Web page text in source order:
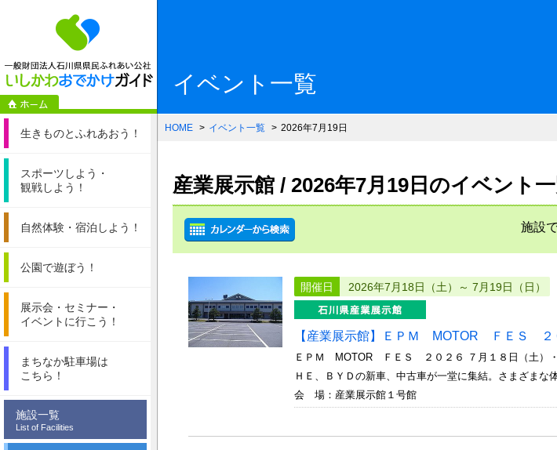
一般財団法人石川県県民ふれあ
生きものとふれあおう！
スポーツしよう・
観戦しよう！
自然体験・ 宿泊しよう！
公園で遊ぼう！
展示会・セミナー・
イベントに行こう！
まちなか駐車場は
こちら！
施設一覧
List of Facilities
イベント一覧
HOME イベント一覧 2026年7月19日
産業展示館 / 2026年7月19日のイベント
施設
開催日 2026年7月18日（土）～ 7月19日（日）
【産業展示館】ＥＰＭ MOTOR ＦＥＳ ２
ＥＰＭ MOTOR ＦＥＳ ２０２６ ７月１８日（土）
ＨＥ、ＢＹＤの新車、中古車が一堂に集結。さまざま
会 場：産業展示館１号館